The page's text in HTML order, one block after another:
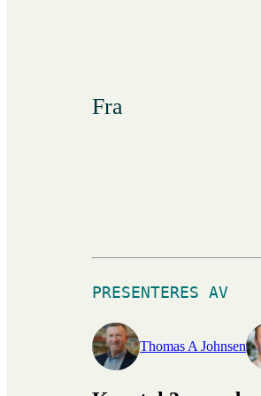
Fra
PRESENTERES AV
Thomas A Johnsen